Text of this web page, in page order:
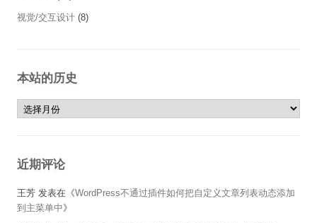
视觉/交互设计 (8)
本站的历史
本站的历史
近期评论
王芳 发表在《WordPress不通过插件如何把自定义文章列表动态添加
到主菜单中》